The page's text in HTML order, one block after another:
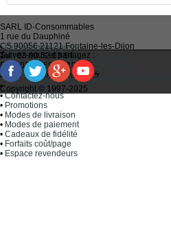
SARL ID-Consommables
1 rue du Dauphiné
CS 90056 21121Fontaine-les-Dijon
Tel :03 80 52 63 64
Fax :03 80 58 81 10
Email : idc@imprimantes.fr
•Qui sommes-nous ?
•Recycler ses cartouches usagées
• Bien choisir ses cartouches d'encre
•
Conditions générales de vente
•Plan du site
•Contactez-nous
• Promotions
• Modes de livraison
• Modes de paiement
• Cadeaux de fidélité
• Forfaits coût/page
• Espace revendeurs
Suivez-nous et partagez :
Consent Preferences
Copyright © 1997-2025